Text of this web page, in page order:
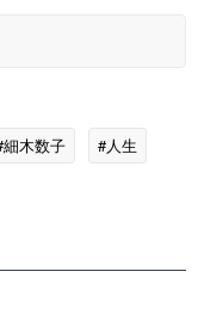
細木数子
#人生